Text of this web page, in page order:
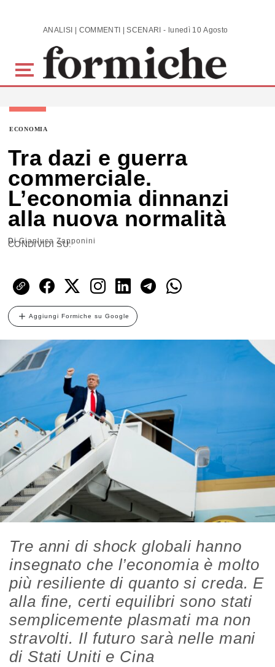
Skip to main content ANALISI | COMMENTI | SCENARI - lunedì 10 Agosto 2026
ECONOMIA
Tra dazi e guerra
commerciale.
L’economia dinnanzi
alla nuova normalità
DiGianluca Zapponini
CONDIVIDI SU:
Aggiungi Formiche su Google
Tre anni di shock globali hanno
insegnato che l’economia è molto
più resiliente di quanto si creda. E
alla fine, certi equilibri sono stati
semplicemente plasmati ma non
stravolti. Il futuro sarà nelle mani
di Stati Uniti e Cina